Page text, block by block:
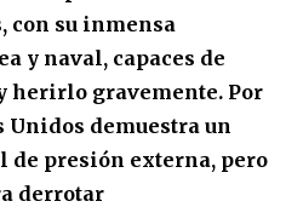
con su inmensa
y naval, capaces de
herirlo gravemente. Por
Unidos demuestra un
de presión externa, pero
derrotar